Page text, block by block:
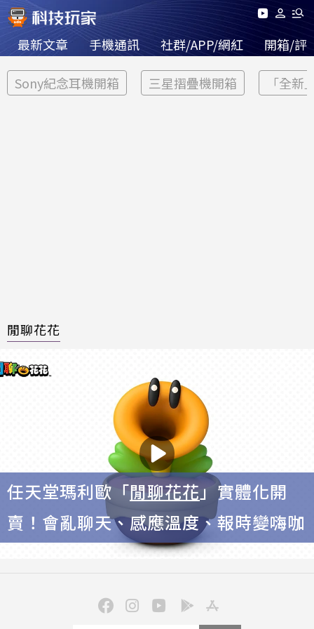
最新文章 手機通訊 社群/APP/網紅 開箱/評
Sony紀念耳機開箱 三星摺疊機開箱 「全新
閒聊花花
任天堂瑪利歐「閒聊花花 」實體化開
賣！會亂聊天、感應溫度、報時變嗨咖